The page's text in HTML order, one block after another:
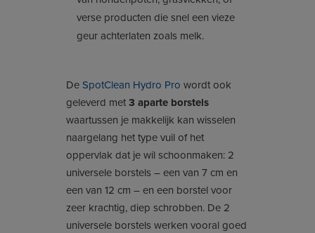
verse producten die snel een vieze
geur achterlaten zoals melk.
De SpotClean Hydro Pro wordt ook
geleverd met3 aparte borstels
waartussen je makkelijk kan wisselen
naargelang het type vuil of het
oppervlak dat je wil schoonmaken: 2
universele borstels – een van 7 cm en
een van 12 cm – en een borstel voor
zeer krachtig, diep schrobben. De 2
universele borstels werken vooral goed